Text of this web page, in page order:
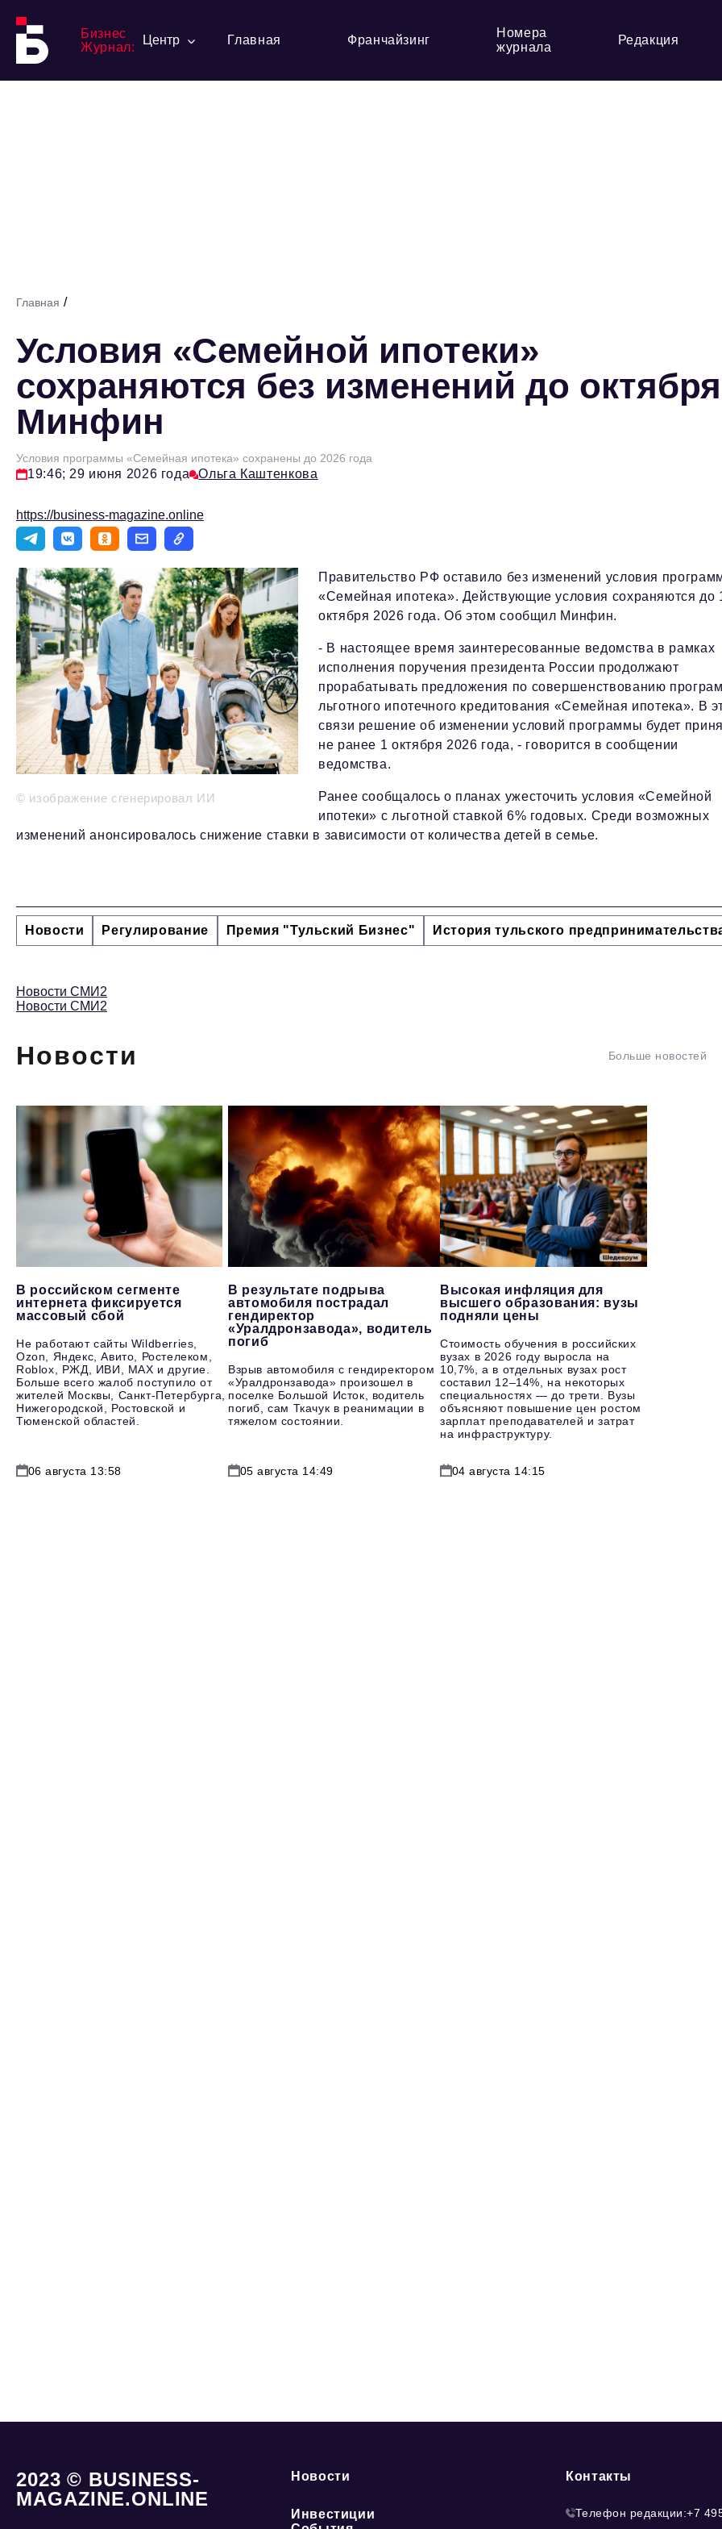
Бизнес
Журнал:
Центр Главная Франчайзинг
Номера
журнала
Редакция
Главная /
Условия «Семейной ипотеки»
сохраняются без изменений до
Минфин
Условия программы «Семейная ипотека» сохранены до 2026 года
19:46; 29 июня 2026 года Ольга Каштенкова
https://business-magazine.online
© изображение сгенерировал ИИ
Правительство РФ оставило без изменений условия
«Семейная ипотека». Действующие условия сохраняются до
октября 2026 года. Об этом сообщил Минфин.
- В настоящее время заинтересованные ведомства в рамках
исполнения поручения президента России продолжают
прорабатывать предложения по совершенствованию
льготного ипотечного кредитования «Семейная ипотека». В
связи решение об изменении условий программы будет
не ранее 1 октября 2026 года, - говорится в сообщении
ведомства.
Ранее сообщалось о планах ужесточить условия «Семейной
ипотеки» с льготной ставкой 6% годовых. Среди возможных
изменений анонсировалось снижение ставки в зависимости от количества детей в семье.
Новости Регулирование Премия "Тульский Бизнес" История тульского
Новости СМИ2
Новости СМИ2
Новости Больше новостей
В российском сегменте
интернета фиксируется
массовый сбой
Не работают сайты Wildberries,
Ozon, Яндекс, Авито, Ростелеком,
Roblox, РЖД, ИВИ, MAX и другие.
Больше всего жалоб поступило от
жителей Москвы, Санкт-Петербурга,
Нижегородской, Ростовской и
Тюменской областей.
06 августа 13:58
В результате подрыва
автомобиля пострадал
гендиректор
«Уралдронзавода», водитель
погиб
Взрыв автомобиля с гендиректором
«Уралдронзавода» произошел в
поселке Большой Исток, водитель
погиб, сам Ткачук в реанимации в
тяжелом состоянии.
05 августа 14:49
Высокая инфляция для
высшего образования: вузы
подняли цены
Стоимость обучения в российских
вузах в 2026 году выросла на
10,7%, а в отдельных вузах рост
составил 12–14%, на некоторых
специальностях — до трети. Вузы
объясняют повышение цен ростом
зарплат преподавателей и затрат
на инфраструктуру.
04 августа 14:15
2023 © BUSINESS-
MAGAZINE.ONLINE
Новости
Инвестиции
Контакты
Телефон редакции:+7